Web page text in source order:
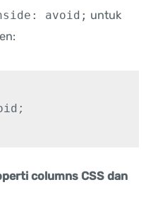
avoid; untuk
columns CSS dan